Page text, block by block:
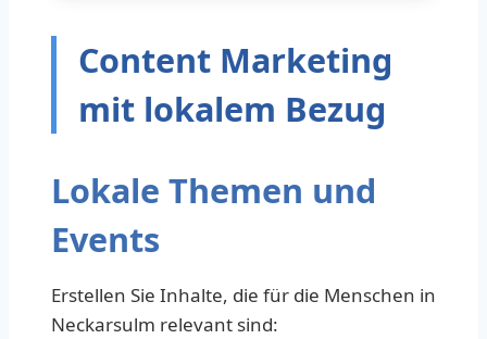
Content Marketing
mit lokalem Bezug
Lokale Themen und
Events
Erstellen Sie Inhalte, die für die Menschen in
Neckarsulm relevant sind: